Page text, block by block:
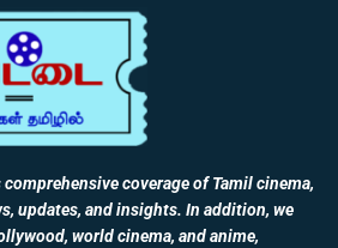
coverage of Tamil cinema,
updates, and insights. In addition, we
world cinema, and anime,